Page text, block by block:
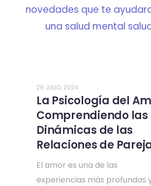
novedades que te
una salud mental
La Psicología del
Comprendiendo las
Dinámicas de las
Relaciones de
El amor es una de las
experiencias más profundas
29 JULIO, 2024